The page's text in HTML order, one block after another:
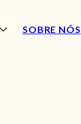
SOBRE NÓS